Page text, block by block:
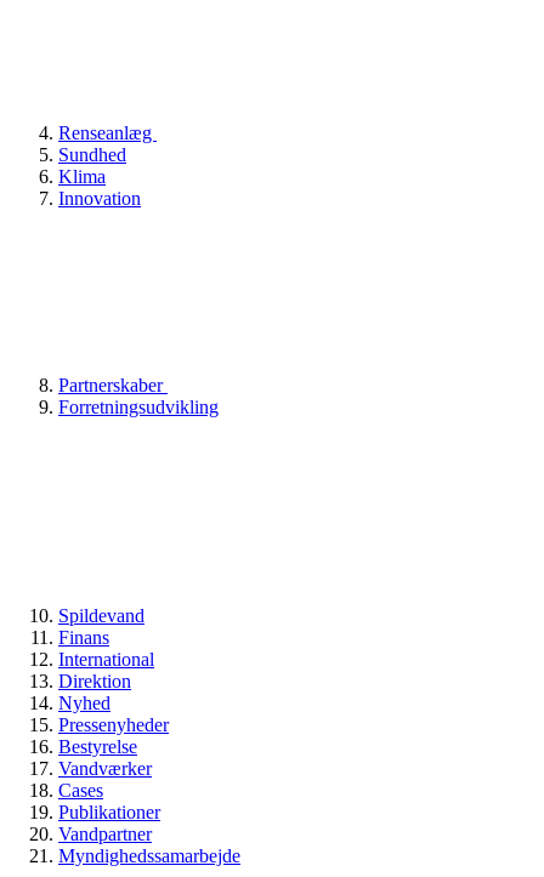
Renseanlæg
Sundhed
Klima
Innovation
Partnerskaber
Forretningsudvikling
Spildevand
Finans
International
Direktion
Nyhed
Pressenyheder
Bestyrelse
Vandværker
Cases
Publikationer
Vandpartner
Myndighedssamarbejde